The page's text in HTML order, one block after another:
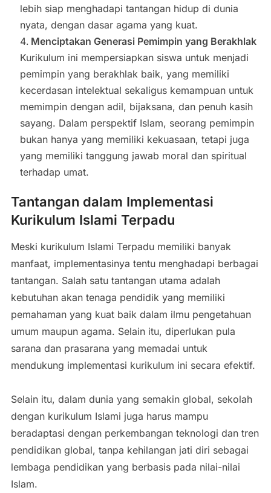
lebih siap menghadapi tantangan hidup di dunia
nyata, dengan dasar agama yang kuat.
Menciptakan Generasi Pemimpin yang Berakhlak
Kurikulum ini mempersiapkan siswa untuk menjadi
pemimpin yang berakhlak baik, yang memiliki
kecerdasan intelektual sekaligus kemampuan untuk
memimpin dengan adil, bijaksana, dan penuh kasih
sayang. Dalam perspektif Islam, seorang pemimpin
bukan hanya yang memiliki kekuasaan, tetapi juga
yang memiliki tanggung jawab moral dan spiritual
terhadap umat.
Tantangan dalam Implementasi
Kurikulum Islami Terpadu
Meski kurikulum Islami Terpadu memiliki banyak
manfaat, implementasinya tentu menghadapi berbagai
tantangan. Salah satu tantangan utama adalah
kebutuhan akan tenaga pendidik yang memiliki
pemahaman yang kuat baik dalam ilmu pengetahuan
umum maupun agama. Selain itu, diperlukan pula
sarana dan prasarana yang memadai untuk
mendukung implementasi kurikulum ini secara efektif.
Selain itu, dalam dunia yang semakin global, sekolah
dengan kurikulum Islami juga harus mampu
beradaptasi dengan perkembangan teknologi dan tren
pendidikan global, tanpa kehilangan jati diri sebagai
lembaga pendidikan yang berbasis pada nilai-nilai
Islam.